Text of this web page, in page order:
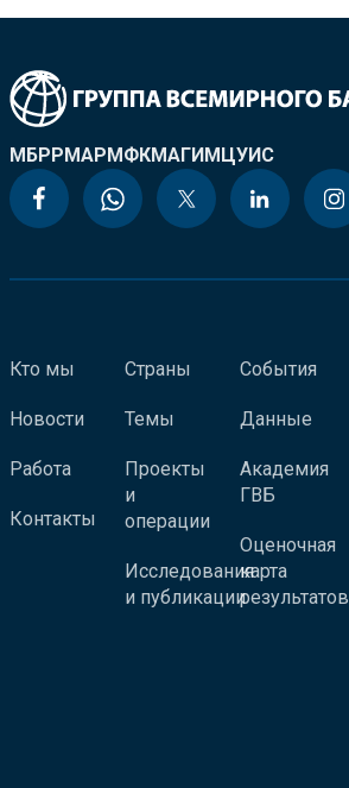
МБРРМАРМФКМАГИМЦУИС
Кто мы
Новости
Работа
Контакты
Страны
Темы
Проекты
и
операции
Исследования
и публикации
События
Данные
Академия
ГВБ
Оценочная
карта
результатов